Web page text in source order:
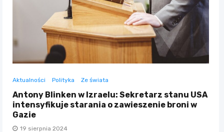
Aktualności Polityka Ze świata
Antony Blinken w Izraelu: Sekretarz stanu USA
intensyfikuje starania o zawieszenie broni w
Gazie
19 sierpnia 2024